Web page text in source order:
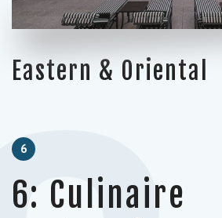
Eastern & Oriental
6
6: Culinaire